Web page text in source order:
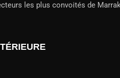
les plus convoités de